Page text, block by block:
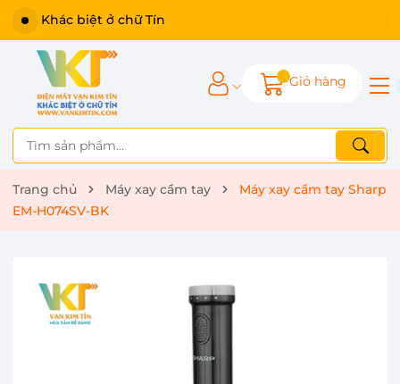
Khác biệt ở chữ Tín
Giỏ hàng
Trang chủ Máy xay cầm tay
Máy xay cầm tay Sharp
EM-H074SV-BK